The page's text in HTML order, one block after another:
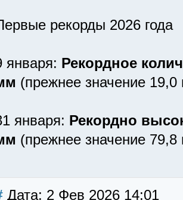
рекорды 2026 года
января: Рекордное
(прежнее значение
января: Рекордно
(прежнее значение
Дата: 2 Фев 2026 14:01